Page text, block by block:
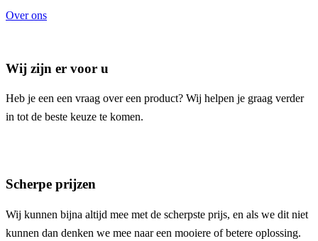
Over ons
Wij zijn er voor u
Heb je een een vraag over een product? Wij helpen je graag verder
in tot de beste keuze te komen.
Scherpe prijzen
Wij kunnen bijna altijd mee met de scherpste prijs, en als we dit niet
kunnen dan denken we mee naar een mooiere of betere oplossing.